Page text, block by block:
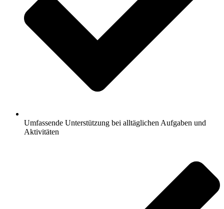
Umfassende Unterstützung bei alltäglichen Aufgaben und
Aktivitäten